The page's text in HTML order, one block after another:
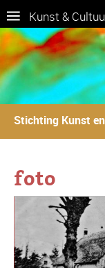
Kunst &
Stichting Kunst
foto